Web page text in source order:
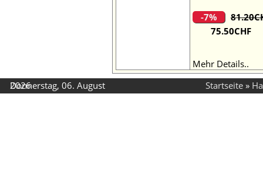
-7%
75.50CHF
Mehr Details..
Donnerstag, 06. August 2026
Startseite»